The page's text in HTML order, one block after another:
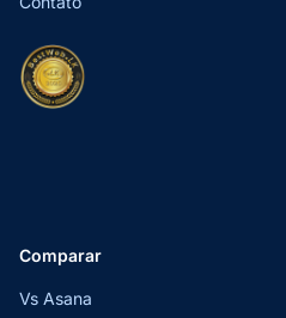
Comparar
Vs Asana